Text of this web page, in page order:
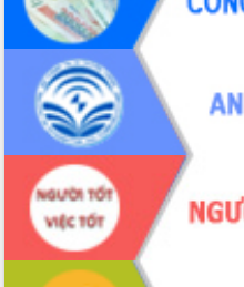
Tập huấn nâng cao năng lực triển khai
chuyển đổi số cho cán bộ, công chức
Đắk Lắk phát động hưởng ứng Ngày
Quyền của người tiêu dùng Việt Nam
2026
Đẩy mạnh cải cách hành chính, quyết
tâm đạt được mục tiêu tăng trưởng
hai con số trong năm 2026
Tổ chức trang trọng Lễ hội Đền thờ
Lương Văn Chánh năm 2026
Phó Bí thư Tỉnh ủy Đắk Lắk Đỗ Hữu